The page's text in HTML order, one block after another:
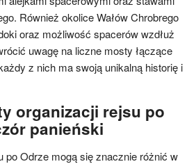
Również okolice Wałów Chrobrego
oraz możliwość spacerów wzdłuż
uwagę na liczne mosty łączące
z nich ma swoją unikalną historię i
organizacji rejsu po
panieński
po Odrze mogą się znacznie różnić w